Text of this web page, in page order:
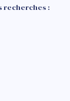
recherches :